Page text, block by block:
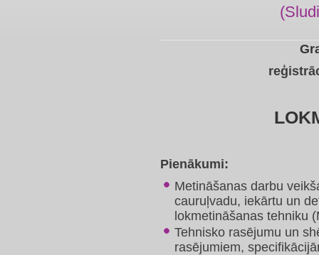
Pienākumi:
Metināšanas darbu
cauruļvadu, iekārtu un
lokmetināšanas tehniku
Tehnisko rasējumu un
rasējumiem,